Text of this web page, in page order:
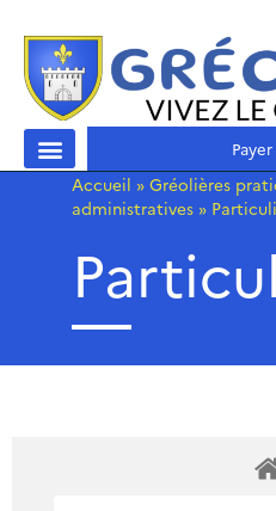
Accueil » Gréolières
administratives »